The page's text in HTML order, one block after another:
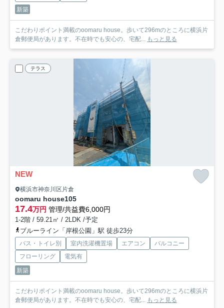
新築
こだわりポイント満載のoomaru house。歩いて296mのところに横浜片
倉郵便局があります。不在時でも安心の、宅配... もっと見る
テラス
NEW
横浜市神奈川区片倉
oomaru house105
17.4万円 管理/共益費6,000円
1-2階 / 59.21㎡ / 2LDK /予定
ブルーライン「岸根公園」駅 徒歩23分
バス・トイレ別 室内洗濯機置場 エアコン
バルコニー
フローリング
電気有
新築
こだわりポイント満載のoomaru house。歩いて296mのところに横浜片
倉郵便局があります。不在時でも安心の、宅配... もっと見る